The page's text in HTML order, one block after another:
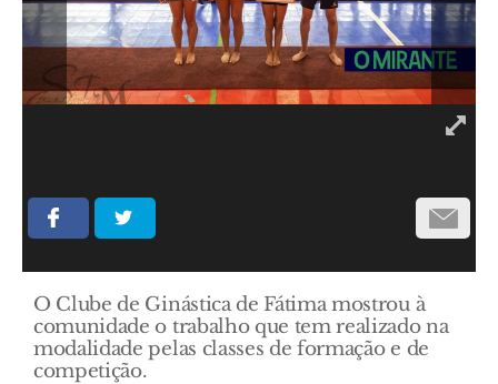
O Clube de Ginástica de Fátima mostrou à
comunidade o trabalho que tem realizado na
modalidade pelas classes de formação e de
competição.